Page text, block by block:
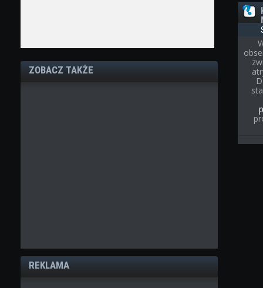
ZOBACZ TAKŻE
REKLAMA